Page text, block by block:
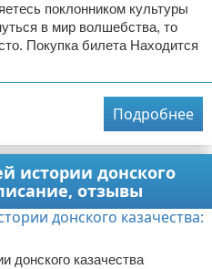
поклонником культуры
в мир волшебства, то
Покупка билета Находится
Подробнее
истории донского
отзывы
донского казачества